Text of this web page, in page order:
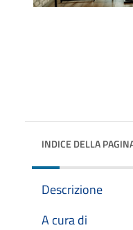
INDICE DELLA
Descrizione
A cura di